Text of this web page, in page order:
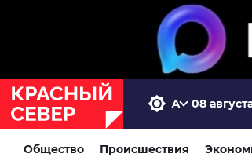
08
Общество Происшествия